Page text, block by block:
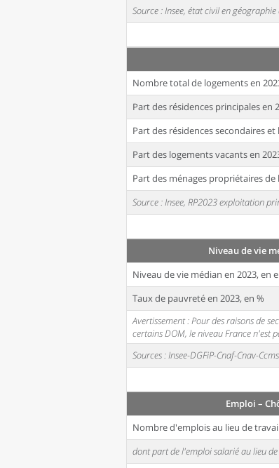
Source : Insee, état civil en
Nombre total de logements en
Part des résidences principales en
Part des résidences secondaires
Part des logements vacants en
Part des ménages propriétaires de
Source : Insee, RP2023 exploitation
Niveau de vie
Niveau de vie médian en 2023, en
Taux de pauvreté en 2023, en %
Avertissement : Pour des raisons de
certains DOM, le niveau France n'est
Sources : Insee-DGFiP-Cnaf-Cnav-
Emploi –
Nombre d'emplois au lieu de
dont part de l'emploi salarié au lieu